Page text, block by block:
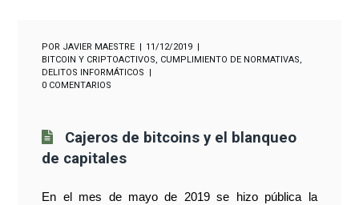
POR JAVIER MAESTRE
11/12/2019
BITCOIN Y CRIPTOACTIVOS
CUMPLIMIENTO DE NORMATIVAS
DELITOS INFORMÁTICOS
0 COMENTARIOS
Cajeros de bitcoins y el blanqueo
de capitales
En el mes de mayo de 2019 se hizo pública la